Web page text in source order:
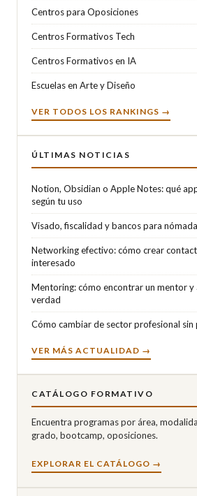
Centros para Oposiciones
Centros Formativos Tech
Centros Formativos en IA
Escuelas en Arte y Diseño
VER TODOS LOS RANKINGS →
ÚLTIMAS NOTICIAS
Notion, Obsidian o Apple Notes: qué
según tu uso
Visado, fiscalidad y bancos para
Networking efectivo: cómo crear
interesado
Mentoring: cómo encontrar un mentor
verdad
Cómo cambiar de sector profesional sin
VER MÁS ACTUALIDAD →
CATÁLOGO FORMATIVO
Encuentra programas por área,
grado, bootcamp, oposiciones.
EXPLORAR EL CATÁLOGO →